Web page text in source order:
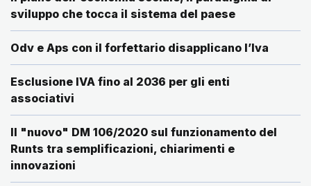
sviluppo che tocca il sistema del paese
Odv e Aps con il forfettario disapplicano l’Iva
Esclusione IVA fino al 2036 per gli enti
associativi
Il "nuovo" DM 106/2020 sul funzionamento del
Runts tra semplificazioni, chiarimenti e
innovazioni